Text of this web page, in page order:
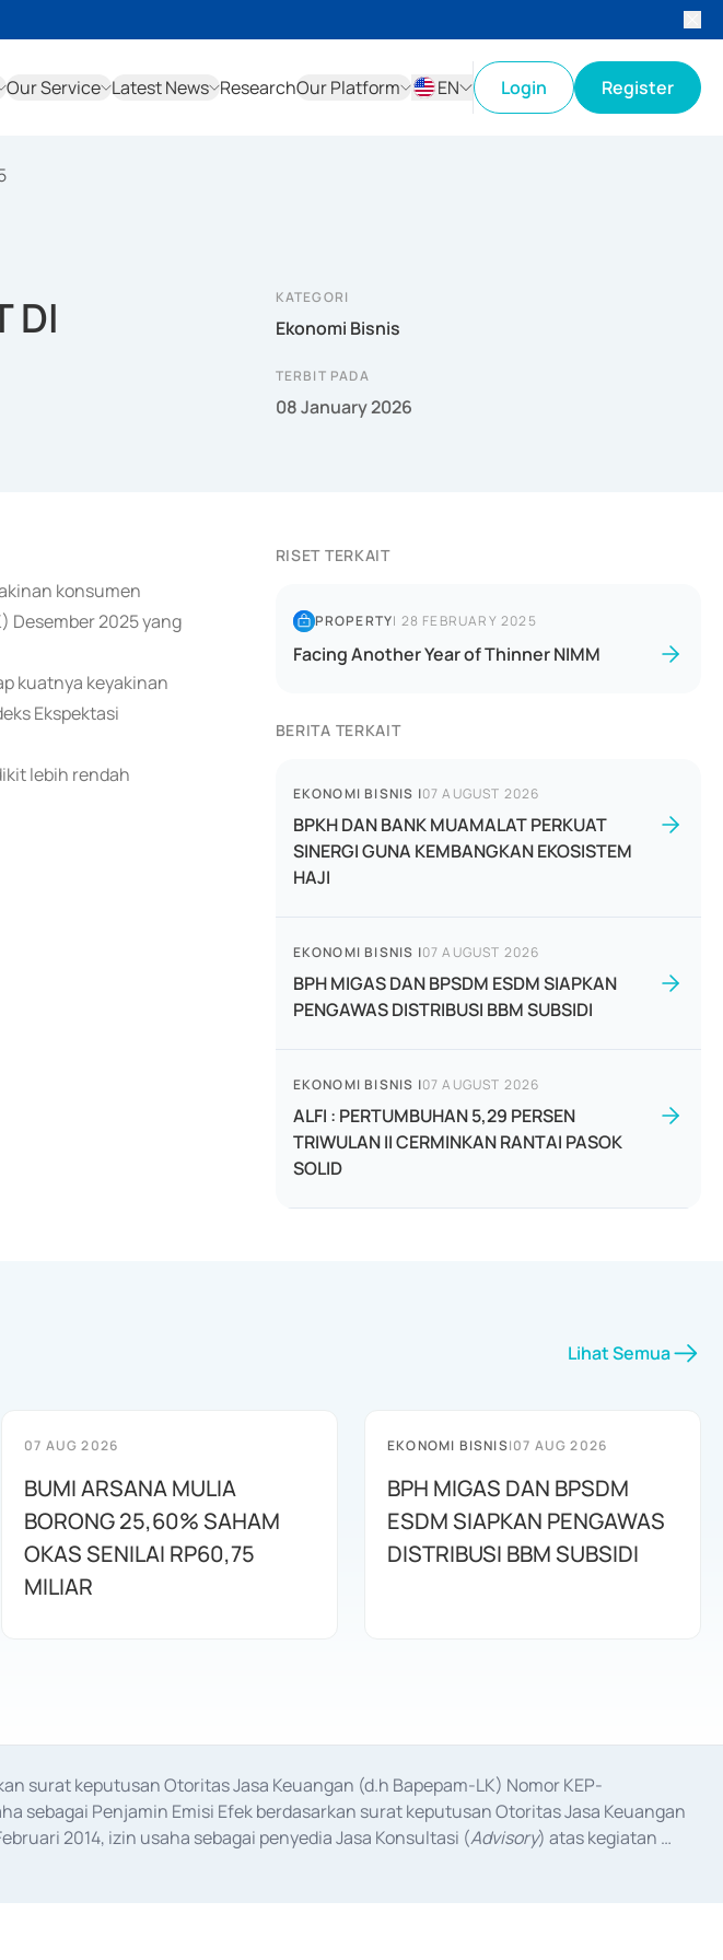
Our Service Latest News ResearchOur Platform
EN
Login Register
DI
KATEGORI
Ekonomi Bisnis
TERBIT PADA
08 January 2026
konsumen
Desember 2025 yang
kuatnya keyakinan
Ekspektasi
lebih rendah
RISET TERKAIT
PROPERTY| 28 FEBRUARY 2025
Facing Another Year of Thinner NIMM
BERITA TERKAIT
EKONOMI BISNIS |07 AUGUST 2026
BPKH DAN BANK MUAMALAT PERKUAT
SINERGI GUNA KEMBANGKAN EKOSISTEM
HAJI
EKONOMI BISNIS |07 AUGUST 2026
BPH MIGAS DAN BPSDM ESDM SIAPKAN
PENGAWAS DISTRIBUSI BBM SUBSIDI
EKONOMI BISNIS |07 AUGUST 2026
ALFI : PERTUMBUHAN 5,29 PERSEN
TRIWULAN II CERMINKAN RANTAI PASOK
SOLID
Lihat Semua
07 AUG 2026
BUMI ARSANA MULIA
BORONG 25,60% SAHAM
OKAS SENILAI RP60,75
MILIAR
EKONOMI BISNIS|07 AUG 2026
BPH MIGAS DAN BPSDM
ESDM SIAPKAN PENGAWAS
DISTRIBUSI BBM SUBSIDI
surat keputusan Otoritas Jasa Keuangan (d.h Bapepam-LK) Nomor KEP-
sebagai Penjamin Emisi Efek berdasarkan surat keputusan Otoritas Jasa Keuangan
2014, izin usaha sebagai penyedia Jasa Konsultasi (Advisory) atas kegiatan